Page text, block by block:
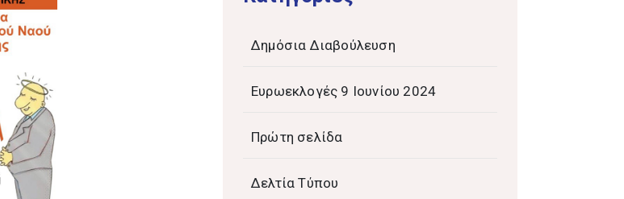
Δημόσια Διαβούλευση
Ευρωεκλογές 9 Ιουνίου 2024
Πρώτη σελίδα
Δελτία Τύπου